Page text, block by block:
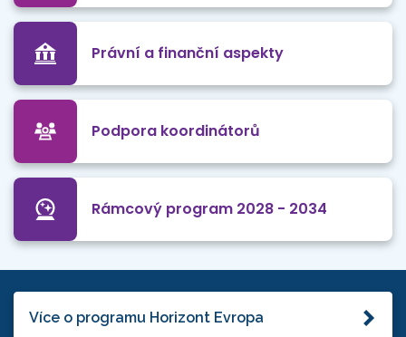
Právní a finanční aspekty
Podpora koordinátorů
Rámcový program 2028 - 2034
Více o programu Horizont Evropa